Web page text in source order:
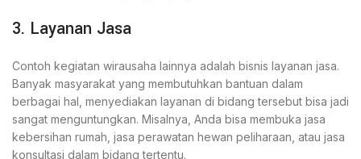
3. Layanan Jasa
Contoh kegiatan wirausaha lainnya adalah bisnis layanan jasa.
Banyak masyarakat yang membutuhkan bantuan dalam
berbagai hal, menyediakan layanan di bidang tersebut bisa jadi
sangat menguntungkan. Misalnya, Anda bisa membuka jasa
kebersihan rumah, jasa perawatan hewan peliharaan, atau jasa
konsultasi dalam bidang tertentu.